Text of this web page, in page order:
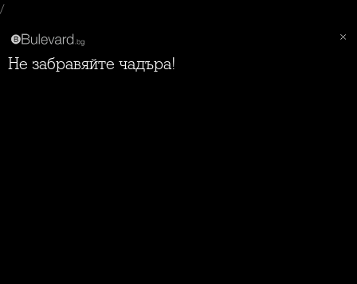
/
Не забравяйте чадъра!